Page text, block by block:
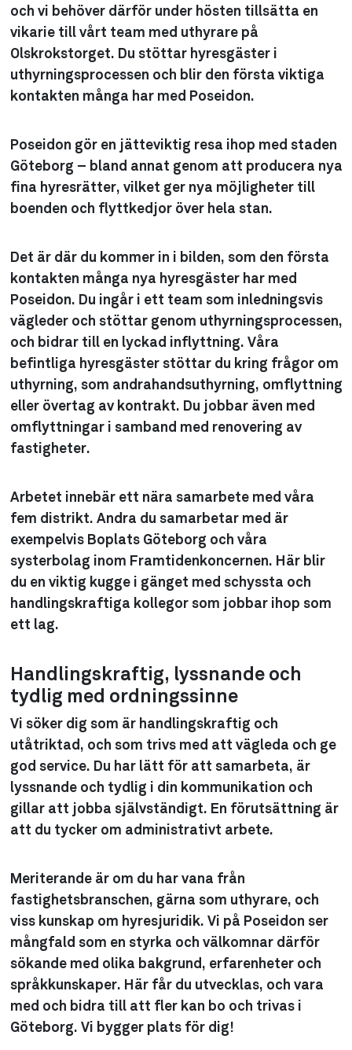
och vi behöver därför under hösten tillsätta en
vikarie till vårt team med uthyrare på
Olskrokstorget. Du stöttar hyresgäster i
uthyrningsprocessen och blir den första viktiga
kontakten många har med Poseidon.
Poseidon gör en jätteviktig resa ihop med staden
Göteborg – bland annat genom att producera nya
fina hyresrätter, vilket ger nya möjligheter till
boenden och flyttkedjor över hela stan.
Det är där du kommer in i bilden, som den första
kontakten många nya hyresgäster har med
Poseidon. Du ingår i ett team som inledningsvis
vägleder och stöttar genom uthyrningsprocessen,
och bidrar till en lyckad inflyttning. Våra
befintliga hyresgäster stöttar du kring frågor om
uthyrning, som andrahandsuthyrning, omflyttning
eller övertag av kontrakt. Du jobbar även med
omflyttningar i samband med renovering av
fastigheter.
Arbetet innebär ett nära samarbete med våra
fem distrikt. Andra du samarbetar med är
exempelvis Boplats Göteborg och våra
systerbolag inom Framtidenkoncernen. Här blir
du en viktig kugge i gänget med schyssta och
handlingskraftiga kollegor som jobbar ihop som
ett lag.
Handlingskraftig, lyssnande och
tydlig med ordningssinne
Vi söker dig som är handlingskraftig och
utåtriktad, och som trivs med att vägleda och ge
god service. Du har lätt för att samarbeta, är
lyssnande och tydlig i din kommunikation och
gillar att jobba självständigt. En förutsättning är
att du tycker om administrativt arbete.
Meriterande är om du har vana från
fastighetsbranschen, gärna som uthyrare, och
viss kunskap om hyresjuridik. Vi på Poseidon ser
mångfald som en styrka och välkomnar därför
sökande med olika bakgrund, erfarenheter och
språkkunskaper. Här får du utvecklas, och vara
med och bidra till att fler kan bo och trivas i
Göteborg. Vi bygger plats för dig!